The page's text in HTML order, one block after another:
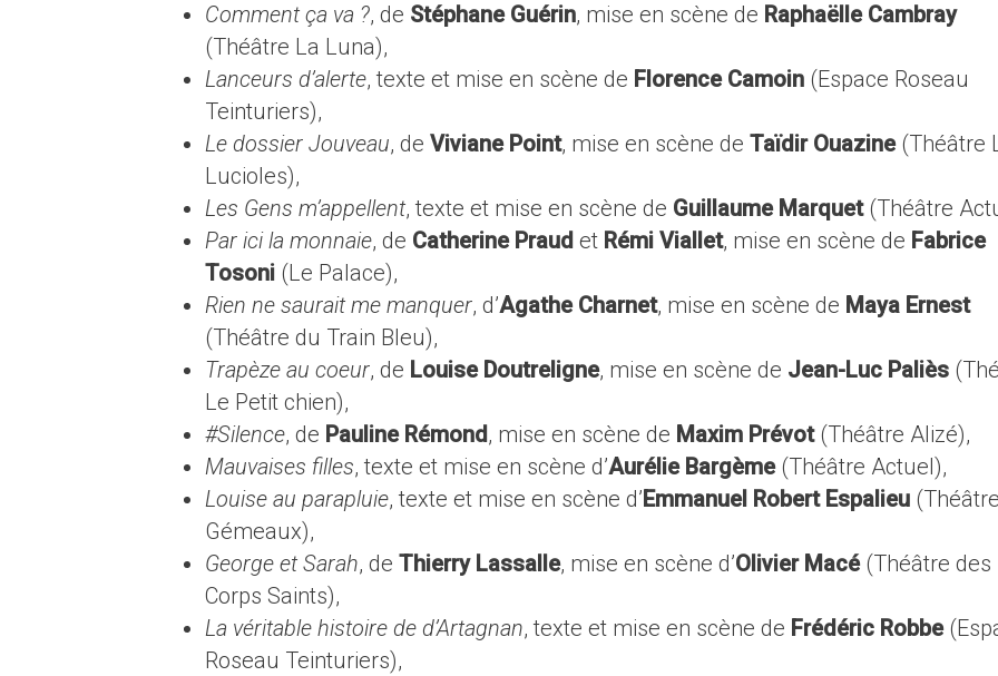
Comment ça va ?, de Stéphane Guérin, mise en scène de Raphaëlle Cambray
(Théâtre La Luna),
Lanceurs d’alerte, texte et mise en scène de Florence Camoin (Espace Roseau
Teinturiers),
Le dossier Jouveau, de Viviane Point, mise en scène de Taïdir Ouazine(Théâtre
Lucioles),
Les Gens m’appellent, texte et mise en scène de Guillaume Marquet(Théâtre
Par ici la monnaie, de Catherine Praud et Rémi Viallet, mise en scène de Fabrice
Tosoni (Le Palace),
Rien ne saurait me manquer, d’Agathe Charnet, mise en scène de Maya Ernest
(Théâtre du Train Bleu),
Trapèze au coeur, de Louise Doutreligne, mise en scène de Jean-Luc Paliès
Le Petit chien),
#Silence, de Pauline Rémond, mise en scène de Maxim Prévot(Théâtre Alizé),
Mauvaises filles, texte et mise en scène d’Aurélie Bargème (Théâtre Actuel),
Louise au parapluie, texte et mise en scène d’Emmanuel Robert Espalieu
Gémeaux),
George et Sarah, de Thierry Lassalle, mise en scène d’Olivier Macé (Théâtre des
Corps Saints),
La véritable histoire de d’Artagnan, texte et mise en scène de Frédéric Robbe
Roseau Teinturiers),